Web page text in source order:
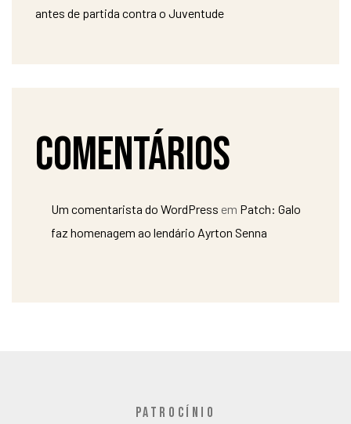
antes de partida contra o Juventude
Comentários
Um comentarista do WordPress em Patch: Galo
faz homenagem ao lendário Ayrton Senna
PATROCÍNIO